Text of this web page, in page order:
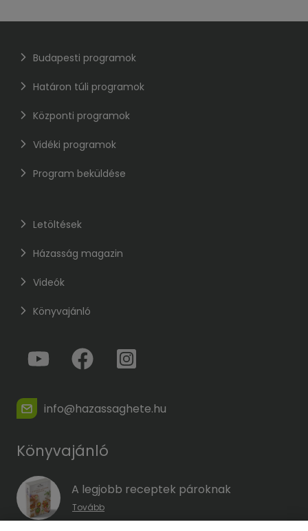
Budapesti programok
Határon túli programok
Központi programok
Vidéki programok
Program beküldése
Letöltések
Házasság magazin
Videók
Könyvajánló
info@hazassaghete.hu
Könyvajánló
A legjobb receptek pároknak
Tovább